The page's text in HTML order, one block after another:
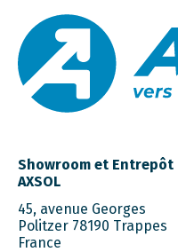
Showroom et Entrepôt
AXSOL
45, avenue Georges
Politzer 78190 Trappes
France